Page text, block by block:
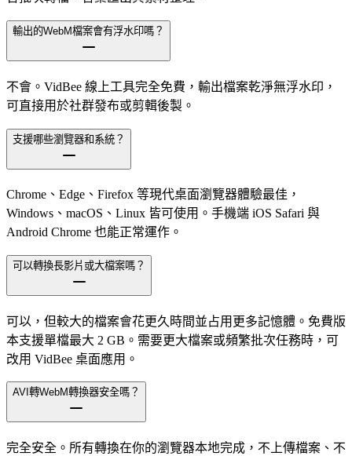
輸出的WebM檔案會有浮水印嗎？
不會。VidBee 線上工具完全免費，輸出檔案乾淨無浮水印，
可直接用於社群發布或剪輯後製。
支援哪些瀏覽器和系統？
Chrome、Edge、Firefox 等現代桌面瀏覽器體驗最佳，
Windows、macOS、Linux 皆可使用。手機端 iOS Safari 與
Android Chrome 也能正常運作。
可以轉換長影片或大檔案嗎？
可以，但較大的檔案會花更久時間並占用更多記憶體。免費版
本支援單檔最大 2 GB。需要更大檔案或頻繁批次任務時，可
改用 VidBee 桌面應用。
AVI轉WebM轉換器安全嗎？
完全安全。所有轉換在你的瀏覽器本地完成，不上傳檔案、不